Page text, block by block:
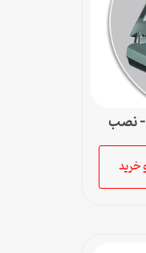
دانلود درایور اسکنر HP Scanjet G3010 – نصب
خرید